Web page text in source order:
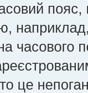
пояс,
часового
то це